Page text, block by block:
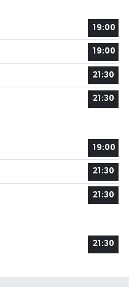
19:00
19:00
21:30
21:30
19:00
21:30
21:30
21:30